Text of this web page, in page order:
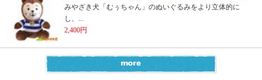
みやざき犬「むぅちゃん」のぬいぐるみをより立体的に
し、...
2,400円